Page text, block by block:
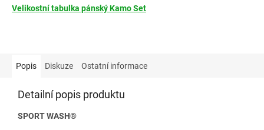
Velikostní tabulka pánský Kamo Set
Popis Diskuze Ostatní informace
Detailní popis produktu
SPORT WASH®